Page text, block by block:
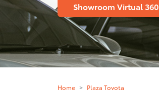
Showroom Virtual 360
Home Plaza Toyota